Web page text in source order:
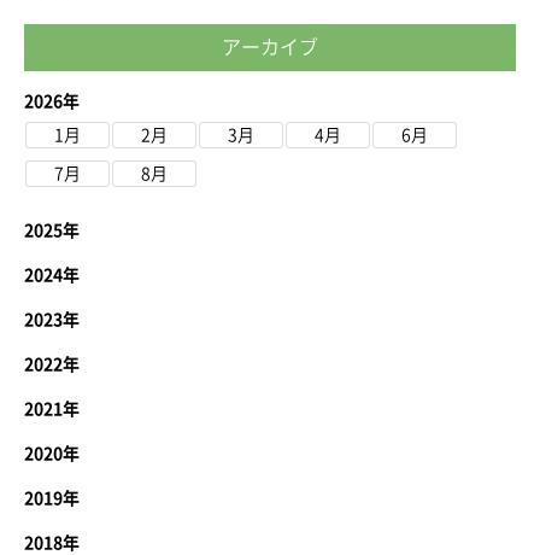
アーカイブ
2026年
1月
2月 3月 4月 6月
7月 8月
2025年
2024年
2023年
2022年
2021年
2020年
2019年
2018年